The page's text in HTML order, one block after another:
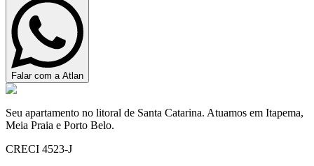
Falar com a Atlan
Seu apartamento no litoral de Santa Catarina. Atuamos em Itapema,
Meia Praia e Porto Belo.
CRECI 4523-J